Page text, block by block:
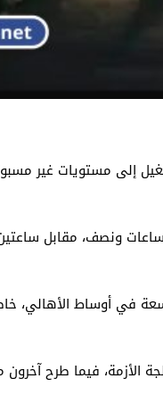
إلى مستويات غير
وأفادت تحديثات محلية صادرة فجر الثلاثاء 2 يونيو 2026، بأن ساعات
في أوساط الأهالي،
الأزمة، فيما طرح